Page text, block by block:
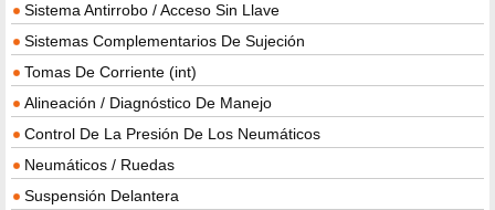
Sistema Antirrobo / Acceso Sin Llave
Sistemas Complementarios De Sujeción
Tomas De Corriente (int)
Alineación / Diagnóstico De Manejo
Control De La Presión De Los Neumáticos
Neumáticos / Ruedas
Suspensión Delantera